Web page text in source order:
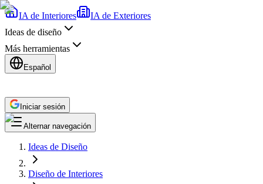
IA de Interiores
IA de Exteriores
Ideas de diseño
Más herramientas
Español
Iniciar sesión
Alternar navegación
Ideas de Diseño
Diseño de Interiores